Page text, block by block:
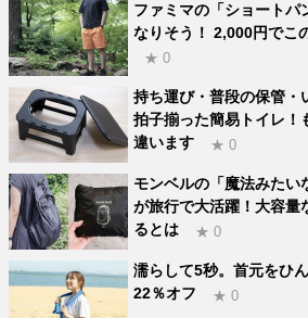
ファミマの「ショートパ
なりそう！ 2,000円でこ
★ 0
持ち運び・普段の保管・
拍子揃った簡易トイレ！
違います
★ 0
モンベルの「魔法みたい
が旅行で大活躍！大容量
るとは
★ 0
濡らして5秒。首元をひ
22％オフ
★ 0